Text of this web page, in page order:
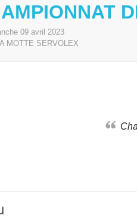
09 avril 2023
MOTTE SERVOLEX